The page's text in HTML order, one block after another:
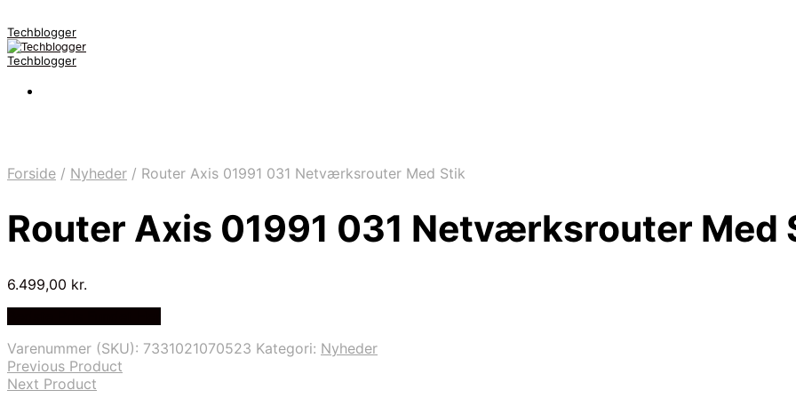
Techblogger
Techblogger
Forside / Nyheder / Router Axis 01991 031 Netværksrouter Med Stik
Router Axis 01991 031 Netværksrouter Med
6.499,00 kr.
Varenummer (SKU): 7331021070523 Kategori: Nyheder
Previous Product
Next Product